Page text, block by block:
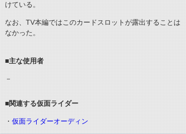
けている。
なお、TV本編ではこのカードスロットが露出することは
なかった。
■主な使用者
－
■関連する仮面ライダー
・ 仮面ライダーオーディン